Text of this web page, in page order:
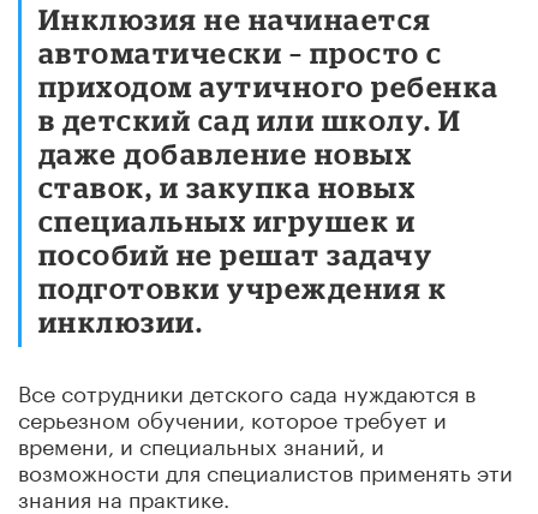
Инклюзия не начинается
автоматически – просто с
приходом аутичного ребенка
в детский сад или школу. И
даже добавление новых
ставок, и закупка новых
специальных игрушек и
пособий не решат задачу
подготовки учреждения к
инклюзии.
Все сотрудники детского сада нуждаются в
серьезном обучении, которое требует и
времени, и специальных знаний, и
возможности для специалистов применять эти
знания на практике.